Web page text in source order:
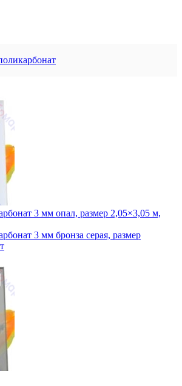
3 мм опал, размер 2,05×3,05 м,
3 мм бронза серая, размер